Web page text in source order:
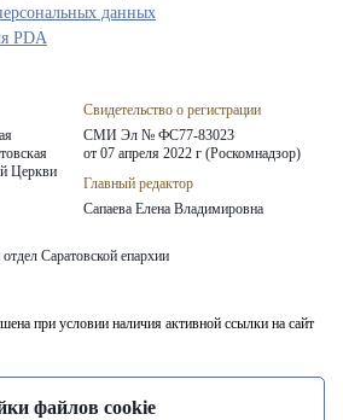
Церкви
Свидетельство о регистрации
СМИ Эл № ФС77-83023
от 07 апреля 2022 г (Роскомнадзор)
Главный редактор
Сапаева Елена Владимировна
Саратовской епархии
данных
при условии наличия активной ссылки на сайт
в печатных изданиях (книгах, прессе) возможна
редакции.
PDA
файлов cookie